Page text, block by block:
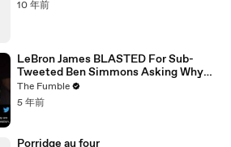
10 年前
LeBron James BLASTED For Sub-
Tweeted Ben Simmons Asking Why
Players Practice Moves They NEVER
Use
The Fumble
5 年前
Porridge au four